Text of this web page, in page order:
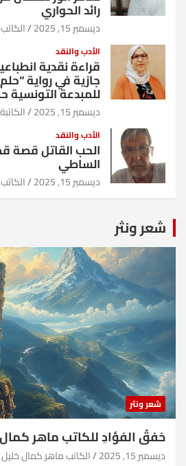
رائد الحواري
ديسمبر 15, 2025
الأدب والنقد
قراءة نقدية
جازية في رواية
للمبدعة التونسية
ديسمبر 15, 2025
الأدب والنقد
الحب القاتل قصة
الساطي
ديسمبر 15, 2025
شعر ونثر
شعر ونثر
خفقُ الفؤادِ للكاتب ماهر
ديسمبر 15, 2025 الكاتب ماهر كمال خليل